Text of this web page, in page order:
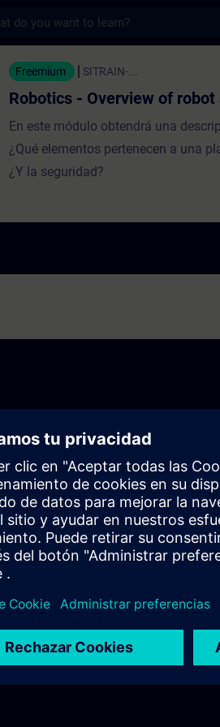
of robot
Freemium SITRAIN-...
Robotics - Overview of
En este módulo obtendrá una
¿Qué elementos pertenecen a una
¿Y la seguridad?